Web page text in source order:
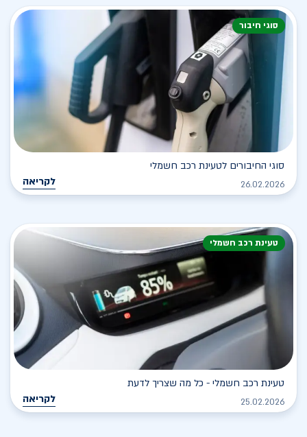
סוגי חיבור
סוגי החיבורים לטעינת רכב חשמלי
26.02.2026 לקריאה
טעינת רכב חשמלי
טעינת רכב חשמלי - כל מה שצריך לדעת
25.02.2026 לקריאה